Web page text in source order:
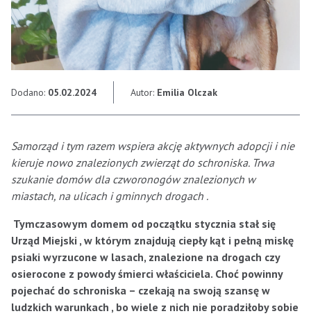
Dodano: 05.02.2024 Autor: Emilia Olczak
Samorząd i tym razem wspiera akcję aktywnych adopcji i nie
kieruje nowo znalezionych zwierząt do schroniska. Trwa
szukanie domów dla czworonogów znalezionych w
miastach, na ulicach i gminnych drogach .
Tymczasowym domem od początku stycznia stał się
Urząd Miejski , w którym znajdują ciepły kąt i pełną miskę
psiaki wyrzucone w lasach, znalezione na drogach czy
osierocone z powody śmierci właściciela. Choć powinny
pojechać do schroniska – czekają na swoją szansę w
ludzkich warunkach , bo wiele z nich nie poradziłoby sobie